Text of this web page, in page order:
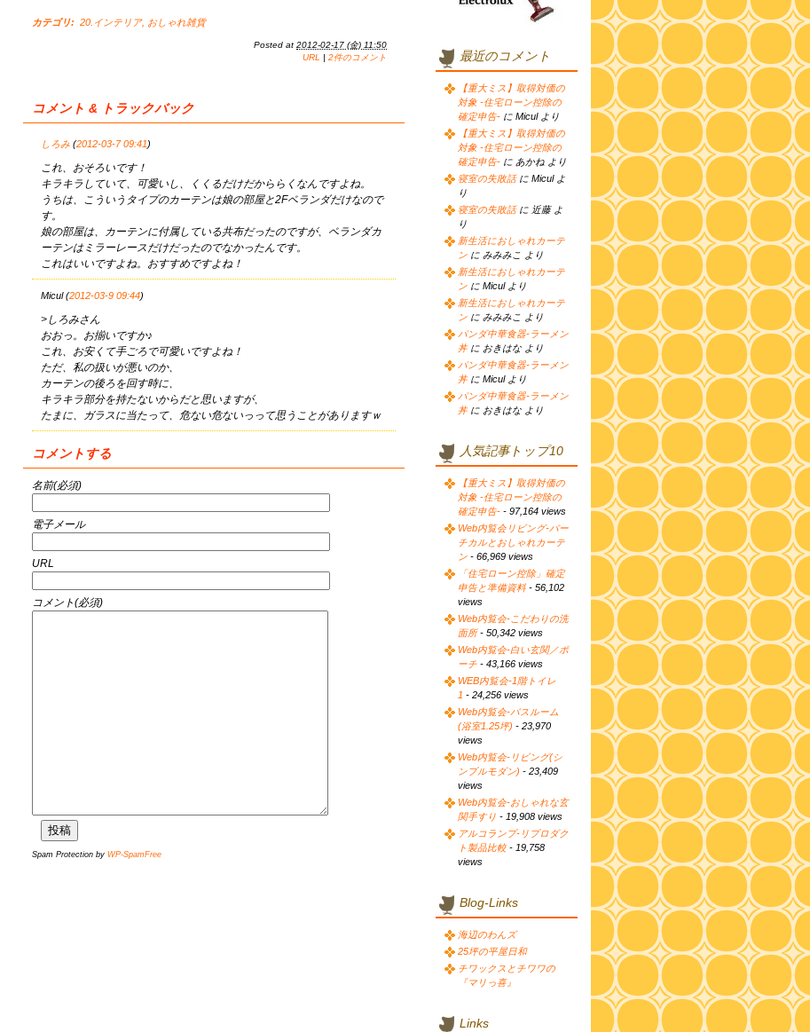
カテゴリ: 20.インテリア, おしゃれ雑貨
Posted at 2012-02-17 (金) 11:50
URL
| 2件のコメント
コメント & トラックバック
しろみ (2012-03-7 09:41)
これ、おそろいです！
キラキラしていて、可愛いし、くくるだけだかららくなんですよね。
うちは、こういうタイプのカーテンは娘の部屋と2Fベランダだけなので
す。
娘の部屋は、カーテンに付属している共布だったのですが、ベランダカ
ーテンはミラーレースだけだったのでなかったんです。
これはいいですよね。おすすめですよね！
Micul (2012-03-9 09:44)
>しろみさん
おおっ。お揃いですか♪
これ、お安くて手ごろで可愛いですよね！
ただ、私の扱いが悪いのか、
カーテンの後ろを回す時に、
キラキラ部分を持たないからだと思いますが、
たまに、ガラスに当たって、危ない危ないっって思うことがありますｗ
コメントする
名前(必須)
電子メール
URL
コメント(必須)
Spam Protection by WP-SpamFree
最近のコメント
【重大ミス】取得対価の
対象 -住宅ローン控除の
確定申告- に Micul より
【重大ミス】取得対価の
対象 -住宅ローン控除の
確定申告- に あかね より
寝室の失敗話に Micul よ
り
寝室の失敗話に 近藤 よ
り
新生活におしゃれカーテ
ン に みみみこ より
新生活におしゃれカーテ
ン に Micul より
新生活におしゃれカーテ
ン に みみみこ より
パンダ中華食器-ラーメン
丼に おきはな より
パンダ中華食器-ラーメン
丼に Micul より
パンダ中華食器-ラーメン
丼に おきはな より
人気記事トップ10
【重大ミス】取得対価の
対象 -住宅ローン控除の
確定申告- - 97,164 views
Web内覧会リビング-バー
チカルとおしゃれカーテ
ン - 66,969 views
「住宅ローン控除」確定
申告と準備資料 - 56,102
views
Web内覧会-こだわりの洗
面所- 50,342 views
Web内覧会-白い玄関／ポ
ーチ - 43,166 views
WEB内覧会-1階トイレ
1 - 24,256 views
Web内覧会-バスルーム
(浴室1.25坪) - 23,970
views
Web内覧会-リビング(シ
ンプルモダン) - 23,409
views
Web内覧会-おしゃれな玄
関手すり - 19,908 views
アルコランプ-リプロダク
ト製品比較- 19,758
views
Blog-Links
海辺のわんズ
25坪の平屋日和
チワックスとチワワの
『マリっ喜』
Links